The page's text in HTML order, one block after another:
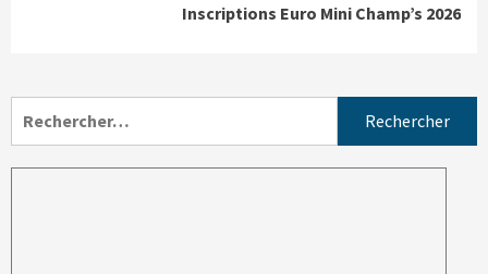
Inscriptions Euro Mini Champ’s 2026